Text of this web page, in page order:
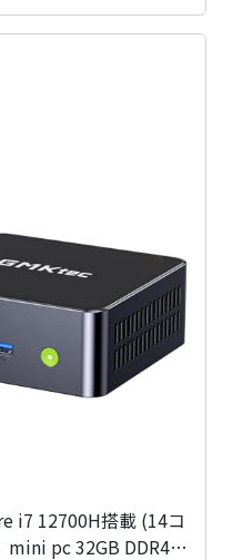
i7 12700H搭載 (14コ
mini pc 32GB DDR4